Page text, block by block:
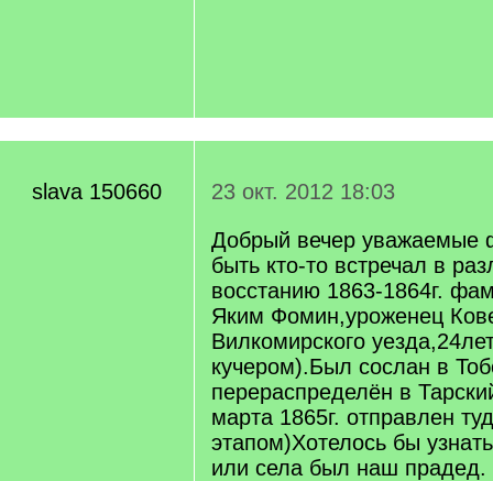
slava 150660
23 окт. 2012 18:03
Добрый вечер уважаемые
быть кто-то встречал в
восстанию 1863-1864г.
Яким Фомин,уроженец
Вилкомирского
кучером).Был сослан в
перераспределён в
марта 1865г. отправлен
этапом)Хотелось бы
или села был наш прадед.